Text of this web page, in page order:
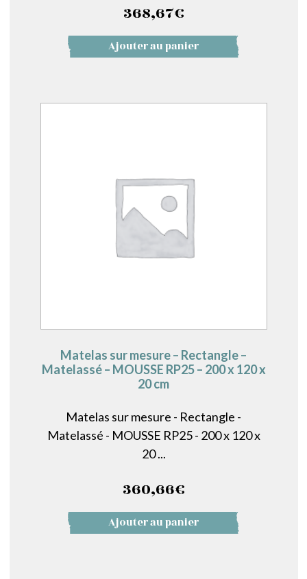
368,67€
Ajouter au panier
Matelas sur mesure – Rectangle –
Matelassé – MOUSSE RP25 – 200 x 120 x
20 cm
Matelas sur mesure - Rectangle -
Matelassé - MOUSSE RP25 - 200 x 120 x
20 ...
360,66€
Ajouter au panier